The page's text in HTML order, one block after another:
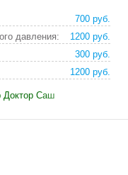
700 руб.
давления:
1200 руб.
300 руб.
1200 руб.
Доктор Саш